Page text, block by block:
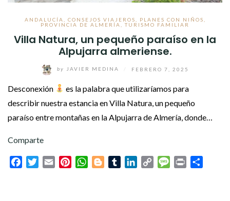
ANDALUCÍA CONSEJOS VIAJEROS PLANES CON NIÑOS
PROVINCIA DE ALMERÍA
,TURISMO FAMILIAR
Villa Natura, un pequeño paraíso en la
Alpujarra almeriense.
by JAVIER MEDINA FEBRERO 7, 2025
Desconexión
es la palabra que utilizaríamos para
describir nuestra estancia en Villa Natura, un pequeño
paraíso entre montañas en la Alpujarra de Almería, donde…
Comparte
FacebookTwitterEmail PinterestWhatsAppBloggerTumblrLinkedIn
Copy
Message
Print